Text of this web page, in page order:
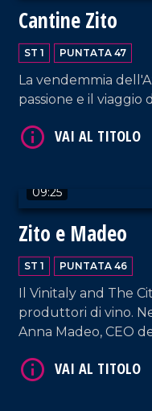
Cantine Zito
ST 1 PUNTATA 47
La vendemmia
passione e il viaggio
09:25
Zito e Madeo
ST 1 PUNTATA 46
Il Vinitaly and The
produttori di vino.
Anna Madeo, CEO
Nero delle Cantine
VAI AL TITOLO
VAI AL TITOLO